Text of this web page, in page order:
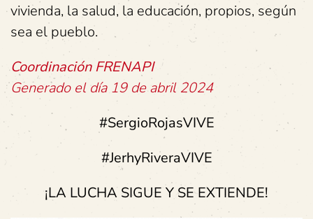
vivienda, la salud, la educación, propios, según
sea el pueblo.
Coordinación FRENAPI
Generado el día 19 de abril 2024
#SergioRojasVIVE
#JerhyRiveraVIVE
¡LA LUCHA SIGUE Y SE EXTIENDE!